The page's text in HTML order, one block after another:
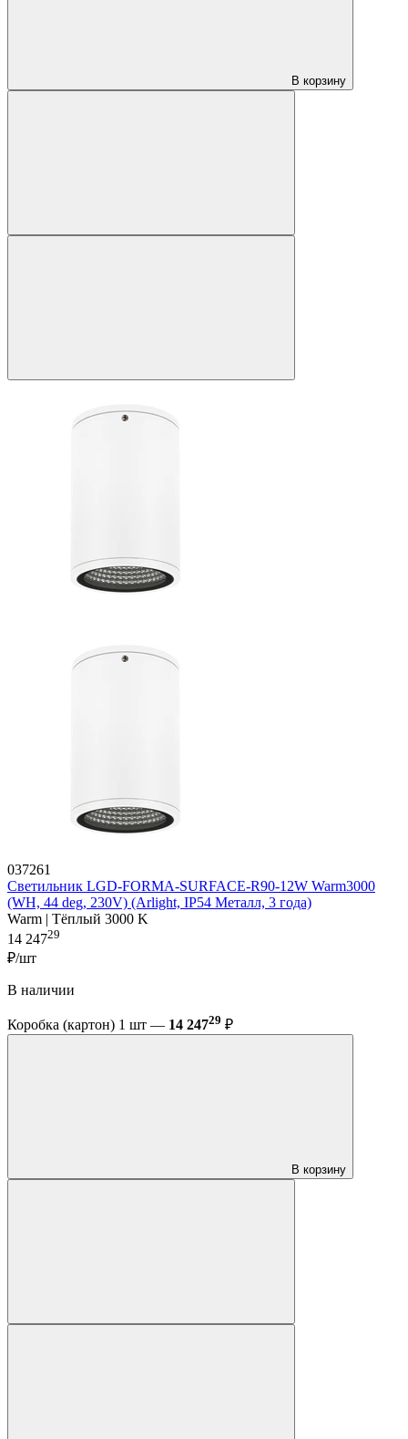
В корзину
037261
Светильник LGD-FORMA-SURFACE-R90-12W Warm3000
(WH, 44 deg, 230V) (Arlight, IP54 Металл, 3 года)
Warm | Тёплый 3000 K
14 24729
₽/шт
В наличии
Коробка (картон) 1 шт — 14 24729 ₽
В корзину